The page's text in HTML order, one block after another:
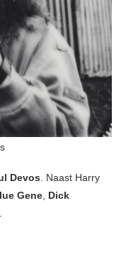
Devos . Naast Harry
Gene Dick